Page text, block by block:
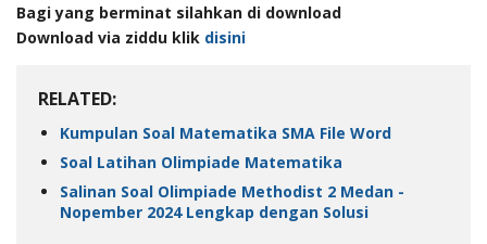
Bagi yang berminat silahkan di download
Download via ziddu klik disini
RELATED:
Kumpulan Soal Matematika SMA File Word
Soal Latihan Olimpiade Matematika
Salinan Soal Olimpiade Methodist 2 Medan -
Nopember 2024 Lengkap dengan Solusi